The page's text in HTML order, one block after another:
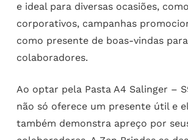
e ideal para diversas ocasiões,
corporativos, campanhas
como presente de boas-vindas
colaboradores.
Ao optar pela Pasta A4 Salinger –
não só oferece um presente útil e
também demonstra apreço por